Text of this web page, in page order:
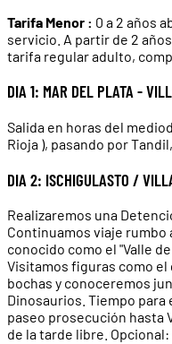
Tarifa Menor : 0 a 2 años
servicio. A partir de 2
tarifa regular adulto,
DIA 1: MAR DEL PLATA -
Salida en horas del
Rioja ), pasando por
DIA 2: ISCHIGULASTO /
Realizaremos una
Continuamos viaje rumbo
conocido como el "Valle
Visitamos figuras como el
bochas y conoceremos
Dinosaurios. Tiempo para
paseo prosecución hasta
de la tarde libre.